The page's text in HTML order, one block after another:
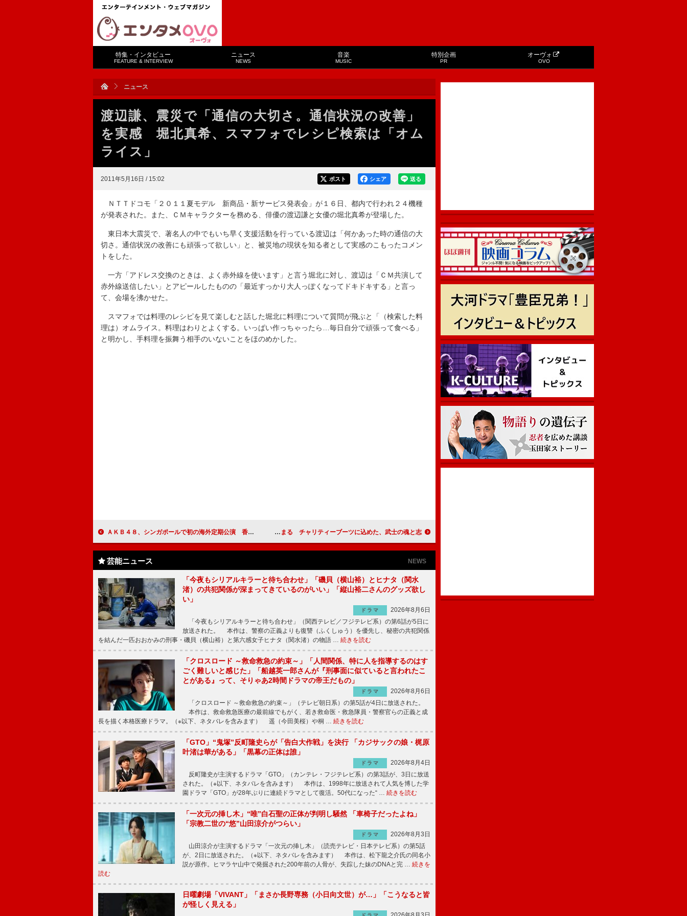
特集・インタビュー
FEATURE & INTERVIEW
ニュース
NEWS
音楽
MUSIC
特別企画
PR
オーヴォ
OVO
ニュース
渡辺謙、震災で「通信の大切さ。通信状況の改善」
を実感 堀北真希、スマフォでレシピ検索は「オム
ライス」
2011年5月16日 / 15:02 送る
シェア
ポスト
ＮＴＴドコモ「２０１１夏モデル 新商品・新サービス発表会」が１６日、都内で行われ２４機種
が発表された。また、ＣＭキャラクターを務める、俳優の渡辺謙と女優の堀北真希が登場した。
東日本大震災で、著名人の中でもいち早く支援活動を行っている渡辺は「何かあった時の通信の大
切さ。通信状況の改善にも頑張って欲しい」と、被災地の現状を知る者として実感のこもったコメン
トをした。
一方「アドレス交換のときは、よく赤外線を使います」と言う堀北に対し、渡辺は「ＣＭ共演して
赤外線送信したい」とアピールしたものの「最近すっかり大人っぽくなってドキドキする」と言っ
て、会場を沸かせた。
スマフォでは料理のレシピを見て楽しむと話した堀北に料理について質問が飛ぶと「（検索した料
理は）オムライス。料理はわりとよくする。いっぱい作っちゃったら…毎日自分で頑張って食べる」
と明かし、手料理を振舞う相手のいないことをほのめかした。
ＡＫＢ４８、シンガポールで初の海外定期公演 香港に次ぐ海外２店舗目のオフィシャルショップもオープン 市原隼人、被災地への思いを聞かれ言葉に詰まる チャリティーブーツに込めた、武士の魂と志
芸能ニュース NEWS
「今夜もシリアルキラーと待ち合わせ」「磯貝（横山裕）とヒナタ（関水
渚）の共犯関係が深まってきているのがいい」「縦山裕二さんのグッズ欲し
い」
ドラマ
2026年8月6日
「今夜もシリアルキラーと待ち合わせ」（関西テレビ／フジテレビ系）の第6話が5日に
放送された。 本作は、警察の正義よりも復讐（ふくしゅう）を優先し、秘密の共犯関係
を結んだ一匹おおかみの刑事・磯貝（横山裕）と第六感女子ヒナタ（関水渚）の物語 … 続きを読む
「クロスロード ～救命救急の約束～」「人間関係、特に人を指導するのはす
ごく難しいと感じた」「船越英一郎さんが『刑事面に似ていると言われたこ
とがある』って、そりゃあ2時間ドラマの帝王だもの」
ドラマ
2026年8月6日
「クロスロード ～救命救急の約束～」（テレビ朝日系）の第5話が4日に放送された。
本作は、救命救急医療の最前線でもがく、若き救命医・救急隊員・警察官らの正義と成
長を描く本格医療ドラマ。（※以下、ネタバレを含みます） 遥（今田美桜）や桐 … 続きを読む
「GTO」“鬼塚”反町隆史らが「告白大作戦」を決行 「カジサックの娘・梶原
叶渚は華がある」「黒幕の正体は誰」
ドラマ
2026年8月4日
反町隆史が主演するドラマ「GTO」（カンテレ・フジテレビ系）の第3話が、3日に放送
された。（※以下、ネタバレを含みます） 本作は、1998年に放送されて人気を博した学
園ドラマ「GTO」が28年ぶりに連続ドラマとして復活。50代になった“ … 続きを読む
「一次元の挿し木」“唯”白石聖の正体が判明し騒然 「車椅子だったよね」
「宗教二世の“悠”山田涼介がつらい」
ドラマ
2026年8月3日
山田涼介が主演するドラマ「一次元の挿し木」（読売テレビ・日本テレビ系）の第5話
が、2日に放送された。（※以下、ネタバレを含みます） 本作は、松下龍之介氏の同名小
説が原作。ヒマラヤ山中で発掘された200年前の人骨が、失踪した妹のDNAと完 … 続きを
読む
日曜劇場「VIVANT」「まさか長野専務（小日向文世）が…」「こうなると皆
が怪しく見える」